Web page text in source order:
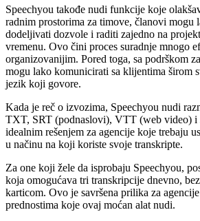
Speechyou takođe nudi funkcije koje
radnim prostorima za timove, članovi mogu
dodeljivati dozvole i raditi zajedno na
vremenu. Ovo čini proces suradnje mnogo
organizovanijim. Pored toga, sa podrškom
mogu lako komunicirati sa klijentima širom
jezik koji govore.
Kada je reč o izvozima, Speechyou nudi
TXT, SRT (podnaslovi), VTT (web video) i
idealnim rešenjem za agencije koje trebaju
u načinu na koji koriste svoje transkripte.
Za one koji žele da isprobaju Speechyou,
koja omogućava tri transkripcije dnevno,
karticom. Ovo je savršena prilika za
prednostima koje ovaj moćan alat nudi.